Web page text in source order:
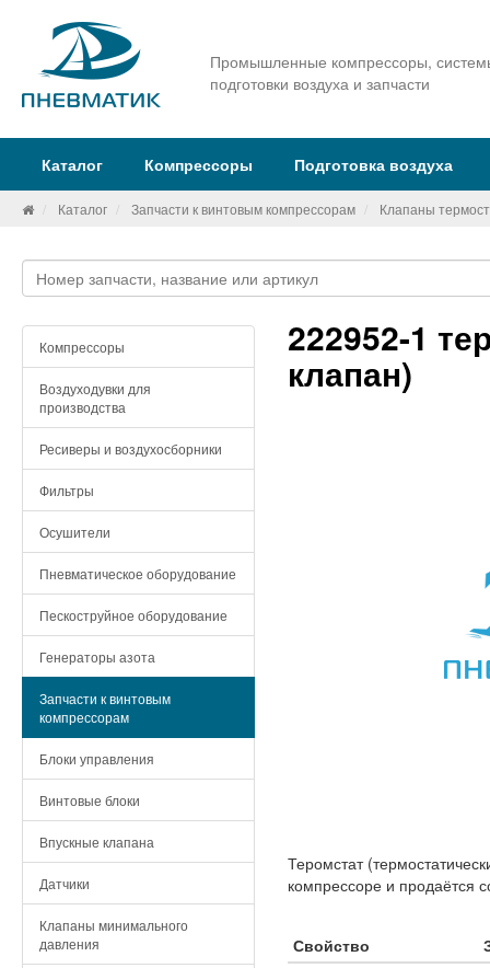
Промышленные компрессоры,
подготовки воздуха и запчасти
Каталог Компрессоры Подготовка воздуха
Каталог Запчасти к винтовым компрессорам Клапаны
Компрессоры
Воздуходувки для
производства
Ресиверы и воздухосборники
Фильтры
Осушители
Пневматическое оборудование
Пескоструйное оборудование
Генераторы азота
Запчасти к винтовым
компрессорам
Блоки управления
Винтовые блоки
Впускные клапана
Датчики
Клапаны минимального
давления
222952-1
клапан)
Теромстат
компрессоре и продаётся
Свойство